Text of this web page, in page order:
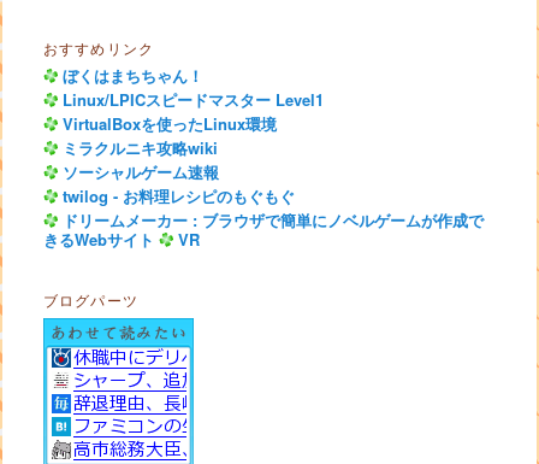
おすすめリンク
ぼくはまちちゃん！
Linux/LPICスピードマスター Level1
VirtualBoxを使ったLinux環境
ミラクルニキ攻略wiki
ソーシャルゲーム速報
twilog - お料理レシピのもぐもぐ
ドリームメーカー : ブラウザで簡単にノベルゲームが作成で
きるWebサイト
VR
ブログパーツ